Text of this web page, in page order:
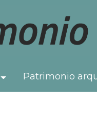
Toggle Dropdown
Patrimonio